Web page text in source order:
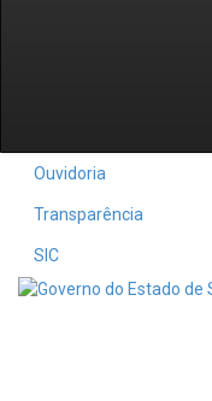
Ouvidoria
Transparência
SIC